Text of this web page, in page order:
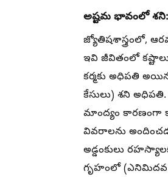
అష్టమ భావంలో శని:
జ్యోతిషశాస్త్రంలో,
ఇవి జీవితంలో
కర్మకు అధిపతి
కేసులు) శని
మాంద్యం కారణంగా
వివరాలను
అడ్డంకులు
గృహంలో (ఎనిమిదవ